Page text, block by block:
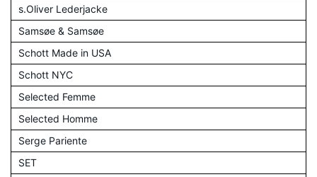
s.Oliver Lederjacke
Samsøe & Samsøe
Schott Made in USA
Schott NYC
Selected Femme
Selected Homme
Serge Pariente
SET